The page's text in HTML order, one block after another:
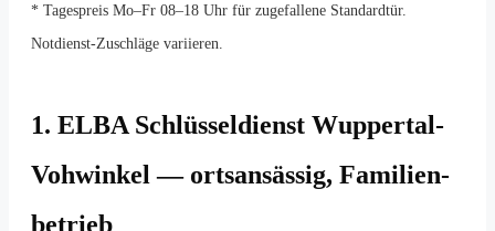
* Tagespreis Mo–Fr 08–18 Uhr für zugefallene Standardtür.
Notdienst-Zuschläge variieren.
1. ELBA Schlüsseldienst Wuppertal-
Vohwinkel — ortsansässig, Familien­
betrieb